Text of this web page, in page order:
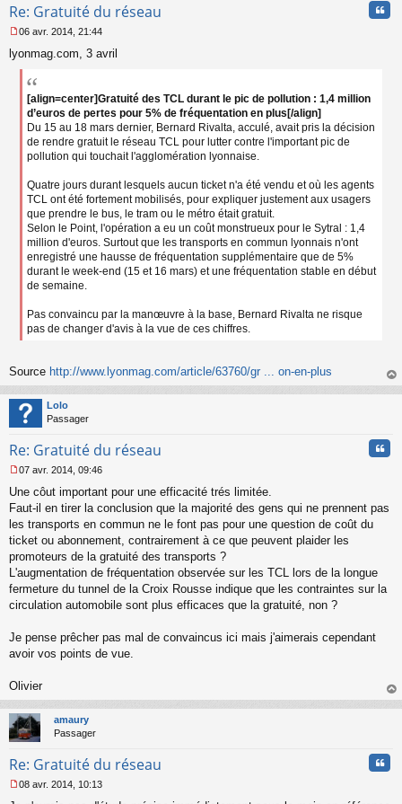
Re: Gratuité du réseau
e
s
06 avr. 2014, 21:44
lyonmag.com, 3 avril
[align=center]Gratuité des TCL durant le pic de pollution : 1,4 million
d’euros de pertes pour 5% de fréquentation en plus[/align]
Du 15 au 18 mars dernier, Bernard Rivalta, acculé, avait pris la décision
de rendre gratuit le réseau TCL pour lutter contre l'important pic de
pollution qui touchait l'agglomération lyonnaise.
Quatre jours durant lesquels aucun ticket n'a été vendu et où les agents
TCL ont été fortement mobilisés, pour expliquer justement aux usagers
que prendre le bus, le tram ou le métro était gratuit.
Selon le Point, l'opération a eu un coût monstrueux pour le Sytral : 1,4
million d'euros. Surtout que les transports en commun lyonnais n'ont
enregistré une hausse de fréquentation supplémentaire que de 5%
durant le week-end (15 et 16 mars) et une fréquentation stable en début
de semaine.
Pas convaincu par la manœuvre à la base, Bernard Rivalta ne risque
pas de changer d'avis à la vue de ces chiffres.
Source http://www.lyonmag.com/article/63760/gr ... on-en-plus
au
Lolo
Passager
Re: Gratuité du réseau
e
s
s
a
g
e
n
o
n
07 avr. 2014, 09:46
Une côut important pour une efficacité trés limitée.
Faut-il en tirer la conclusion que la majorité des gens qui ne prennent pas
les transports en commun ne le font pas pour une question de coût du
ticket ou abonnement, contrairement à ce que peuvent plaider les
promoteurs de la gratuité des transports ?
L'augmentation de fréquentation observée sur les TCL lors de la longue
fermeture du tunnel de la Croix Rousse indique que les contraintes sur la
circulation automobile sont plus efficaces que la gratuité, non ?
Je pense prêcher pas mal de convaincus ici mais j'aimerais cependant
avoir vos points de vue.
Olivier
au
amaury
Passager
Re: Gratuité du réseau
08 avr. 2014, 10:13